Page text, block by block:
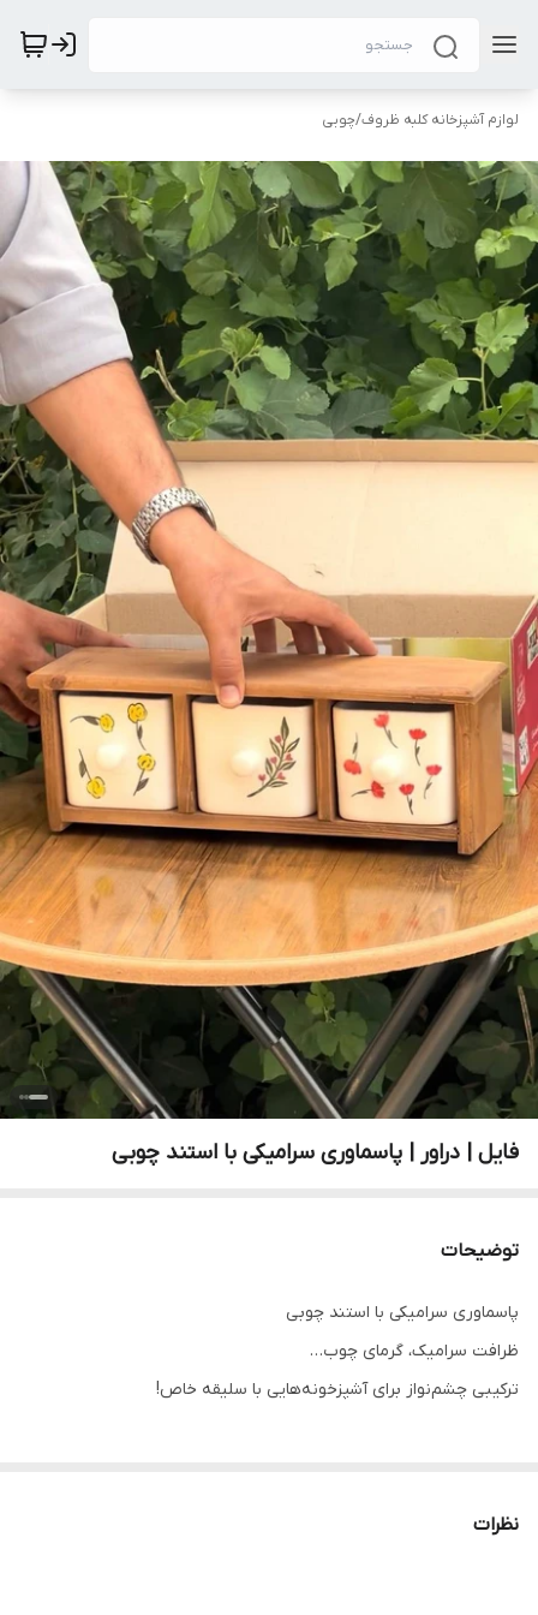
لوازم آشپزخانه کلبه ظروف/چوبی
فایل | دراور | پاسماوری سرامیکی با استند چوبی
توضیحات
پاسماوری سرامیکی با استند چوبی
ظرافت سرامیک، گرمای چوب…
ترکیبی چشم‌نواز برای آشپزخونه‌هایی با سلیقه خاص!
نظرات